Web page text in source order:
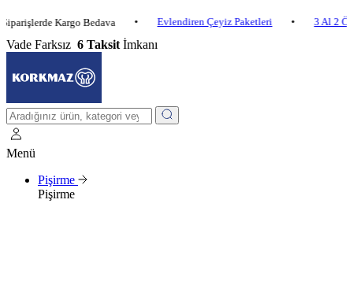
Kargo Bedava • Evlendiren Çeyiz Paketleri • 3 Al 2 Öde •
Vade Farksız 6 Taksit İmkanı
Menü
Pişirme
Pişirme